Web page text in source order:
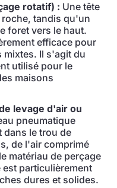
rotatif) : Une tête
tandis qu'un
foret vers le haut.
efficace pour
mixtes. Il s'agit du
utilisé pour le
maisons
levage d'air ou
pneumatique
dans le trou de
de l'air comprimé
matériau de perçage
particulièrement
dures et solides.